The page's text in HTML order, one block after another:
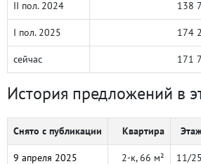
II пол. 2024 138
I пол. 2025 174
сейчас 171
История предложений в
Снято с публикации Квартира
9 апреля 2025 2-к, 66 м² 11/25